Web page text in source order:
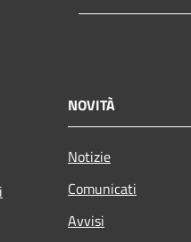
NOVITÀ
Notizie
Comunicati
Avvisi